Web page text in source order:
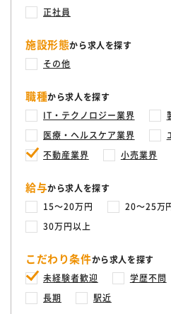
正社員
施設形態から求人を探す
その他
職種から求人を探す
IT・テクノロジー業界
医療・ヘルスケア業界
不動産業界 小売業界
給与から求人を探す
15〜20万円 20〜25万
30万円以上
こだわり条件から求人を探す
未経験者歓迎 学歴不問
長期 駅近